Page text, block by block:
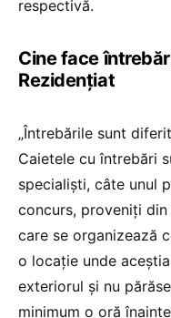
respectivă.
Cine face
Rezidențiat
„Întrebările sunt
Caietele cu întrebări
specialiști, câte unul
concurs, proveniți
care se organizează
o locație unde
exteriorul și nu
minimum o oră